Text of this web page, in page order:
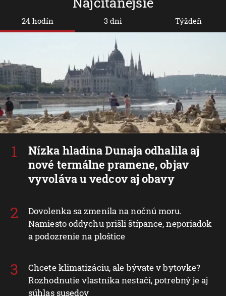
24 hodín
Nízka hladina Dunaja odhalila aj
nové termálne pramene, objav
vyvoláva u vedcov aj obavy
Dovolenka sa zmenila na nočnú moru.
Namiesto oddychu prišli štípance, neporiadok
a podozrenie na ploštice
Chcete klimatizáciu, ale bývate v bytovke?
Rozhodnutie vlastníka nestačí, potrebný je aj
súhlas susedov
3 dni Týždeň